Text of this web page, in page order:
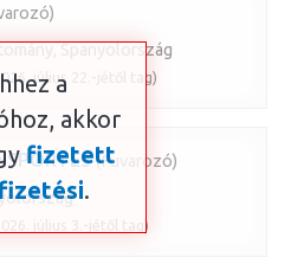
Spanyolország
július 22.-jétől tag)
(Fuvarozó)
július 3.-jétől tag)
a
akkor
fizetett
.